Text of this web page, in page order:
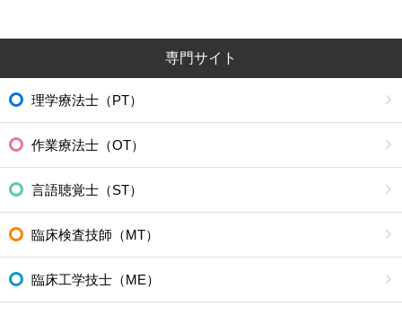
専門サイト
理学療法士（PT）
作業療法士（OT）
言語聴覚士（ST）
臨床検査技師（MT）
臨床工学技士（ME）